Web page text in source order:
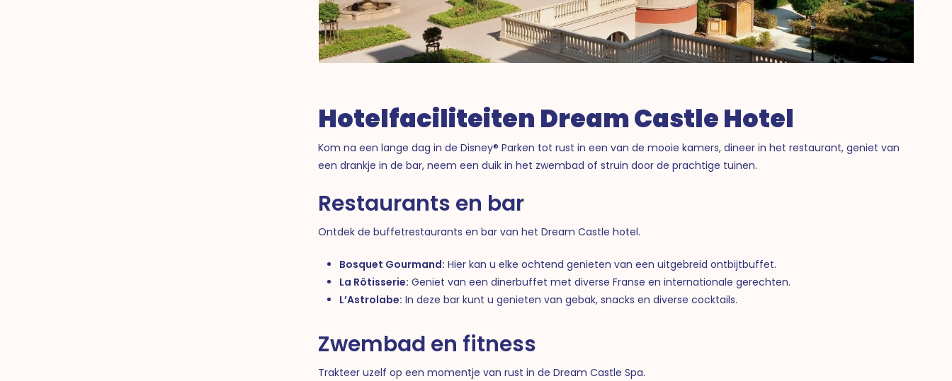
Hotelfaciliteiten Dream Castle Hotel
Kom na een lange dag in de Disney® Parken tot rust in een van de mooie kamers, dineer in het restaurant, geniet van
een drankje in de bar, neem een duik in het zwembad of struin door de prachtige tuinen.
Restaurants en bar
Ontdek de buffetrestaurants en bar van het Dream Castle hotel.
Bosquet Gourmand: Hier kan u elke ochtend genieten van een uitgebreid ontbijtbuffet.
La Rôtisserie: Geniet van een dinerbuffet met diverse Franse en internationale gerechten.
L’Astrolabe: In deze bar kunt u genieten van gebak, snacks en diverse cocktails.
Zwembad en fitness
Trakteer uzelf op een momentje van rust in de Dream Castle Spa.